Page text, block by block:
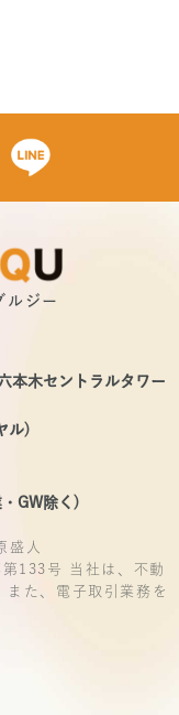
ルジー
本木セントラルタワー
ル)
GW除く)
盛人
133号
当社は、不動
また、電子取引業務を